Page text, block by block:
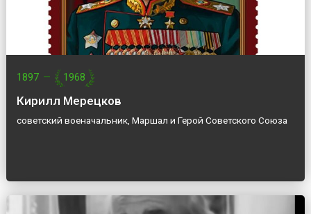
1897 — 1968
Кирилл Мерецков
советский военачальник, Маршал и Герой Советского Союза